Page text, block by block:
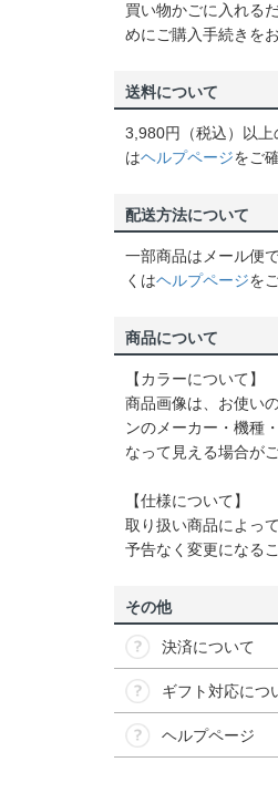
買い物かごに入れる
めにご購入手続きを
送料について
3,980円（税込）以上
はヘルプページをご
配送方法について
一部商品はメール便
くはヘルプページを
商品について
【カラーについて】
商品画像は、お使い
ンのメーカー・機種
なって見える場合が
【仕様について】
取り扱い商品によっ
予告なく変更になる
その他
決済について
ギフト対応につ
ヘルプページ